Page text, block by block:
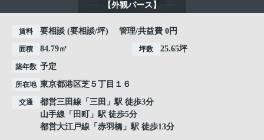
【外観パース】
賃料 要相談 (要相談/坪) 管理/共益費 0円
面積 84.79㎡ 坪数 25.65坪
築年数 予定
所在地 東京都港区芝 ５丁目１６
交通 都営三田線 「 三田 」駅 徒歩3分
山手線 「 田町
」駅 徒歩5分
都営大江戸線 「 赤羽橋 」駅 徒歩13分